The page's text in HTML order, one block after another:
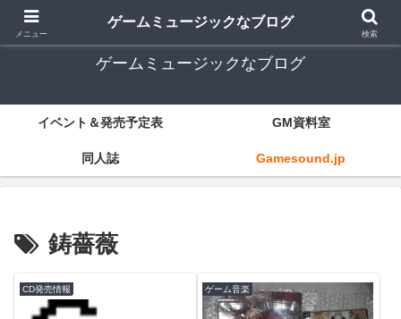
ゲーム音楽とレトロゲー中心
ゲームミュージックなブログ
イベント＆発売予定表 GM資料室
同人誌 Gamesound.jp
鋳薔薇
CD発売情報 ゲーム音楽
メニュー
ゲームミュージックなブログ
検索